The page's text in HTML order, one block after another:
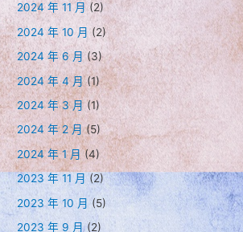
2024 年 11 月 (2)
2024 年 10 月 (2)
2024 年 6 月 (3)
2024 年 4 月(1)
2024 年 3 月(1)
2024 年 2 月(5)
2024 年 1 月 (4)
2023 年 11 月 (2)
2023 年 10 月 (5)
2023 年 9 月(2)